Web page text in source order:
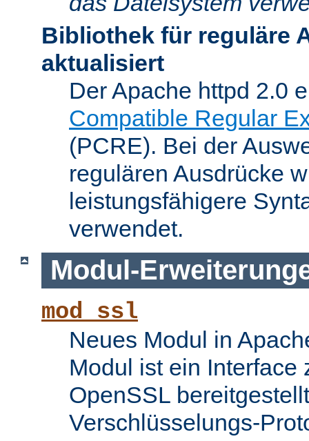
Bibliothek für reguläre
aktualisiert
Der Apache httpd 2.0
Compatible Regular
(PCRE). Bei der
regulären Ausdrücke
leistungsfähigere
verwendet.
Modul-
mod_ssl
Neues Modul in
Modul ist ein Interface
OpenSSL
Verschlüsselungs-